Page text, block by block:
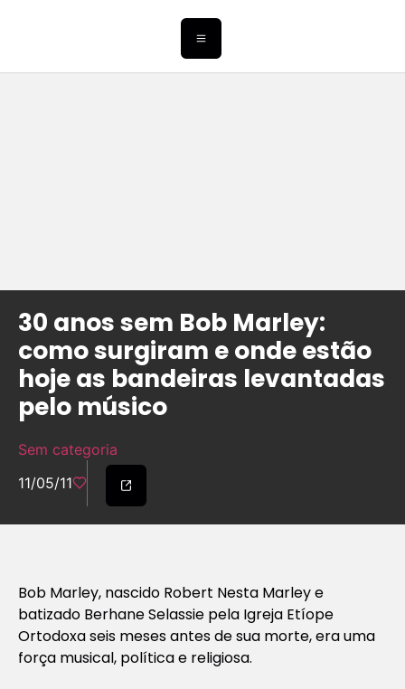
30 anos sem Bob Marley:
como surgiram e onde estão
hoje as bandeiras levantadas
pelo músico
Sem categoria
11/05/11
Bob Marley, nascido Robert Nesta Marley e
batizado Berhane Selassie pela Igreja Etíope
Ortodoxa seis meses antes de sua morte, era uma
força musical, política e religiosa.